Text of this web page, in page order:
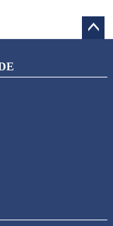
ップ